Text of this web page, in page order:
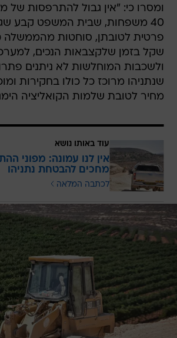
ומסרו כי: "אין גבול להתרפסות של
40 משפחות, שבית המשפט קבע
פרטית לטובתן, סוחטות מהממשלה
שקל בזמן שלקצבאות הנכים,
ולשכבות המוחלשות לא ניתנים
שנתניהו מרוכז כל כולו בחקירות
מחיר לטובת שלמות הקואליציה
עוד באותו נושא
אין לנו עמונה: מפוני
מחכים להבטחת נתניהו
לכתבה המלאה